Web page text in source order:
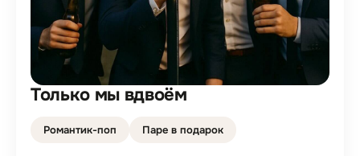
Только мы вдвоём
Романтик-поп Паре в подарок